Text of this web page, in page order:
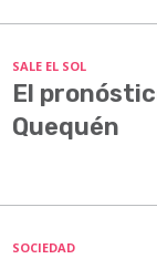
SALE EL SOL
El
Quequén
SOCIEDAD